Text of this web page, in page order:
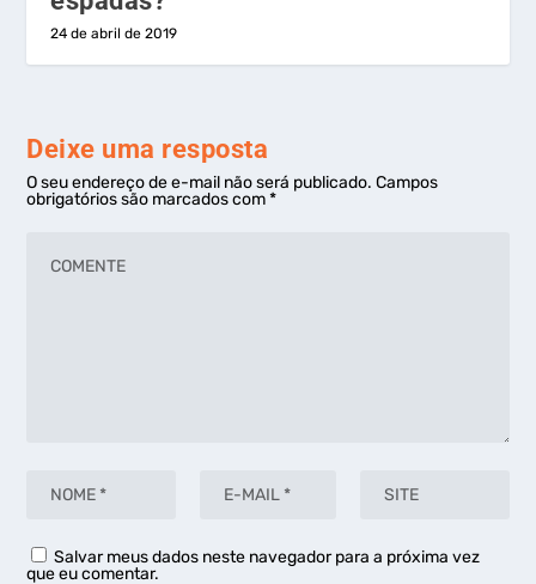
24 de abril de 2019
Deixe uma resposta
O seu endereço de e-mail não será publicado. Campos
obrigatórios são marcados com*
Salvar meus dados neste navegador para a próxima vez
que eu comentar.